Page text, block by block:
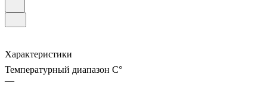
Характеристики
Температурный диапазон C°
—